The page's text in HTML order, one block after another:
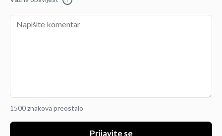
1500 znakova preostalo